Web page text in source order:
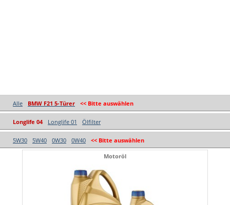
Alle BMW F21 5-Türer << Bitte auswählen
Longlife 04 Longlife 01 Ölfilter
5W30 5W40 0W30 0W40 << Bitte auswählen
Motoröl